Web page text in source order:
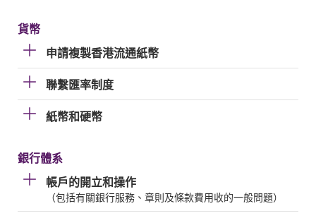
貨幣
申請複製香港流通紙幣
聯繫匯率制度
紙幣和硬幣
銀行體系
帳戶的開立和操作
（包括有關銀行服務、章則及條款費用收的一般問題）